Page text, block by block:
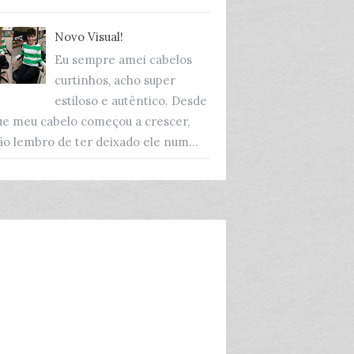
Novo Visual!
Eu sempre amei cabelos
curtinhos, acho super
estiloso e autêntico. Desde
meu cabelo começou a crescer,
lembro de ter deixado ele num...